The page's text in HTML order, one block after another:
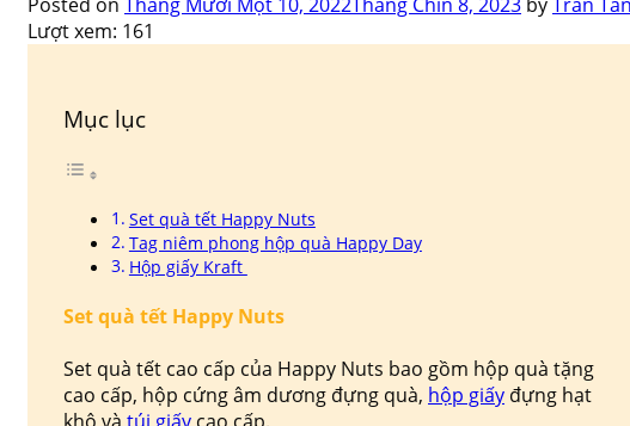
Lượt xem: 161
Mục lục
Set quà tết Happy Nuts
Tag niêm phong hộp quà Happy Day
Hộp giấy Kraft
Set quà tết Happy Nuts
Set quà tết cao cấp của Happy Nuts bao gồm hộp quà tặng
cao cấp, hộp cứng âm dương đựng quà, hộp giấy đựng hạt